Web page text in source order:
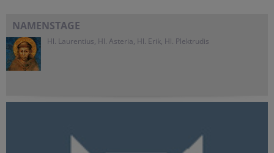
NAMENSTAGE
Hl. Laurentius, Hl. Asteria, Hl. Erik, Hl. Plektrudis